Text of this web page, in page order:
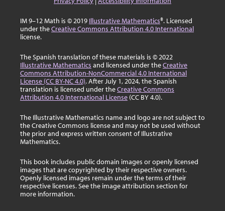
IM 9–12 Math is © 2019 Illustrative Mathematics®. Licensed
under theCreative Commons Attribution 4.0 International
license.
The Spanish translation of these materials is © 2022
Illustrative Mathematics and licensed under theCreative
Commons Attribution-NonCommercial 4.0 International
License (CC BY-NC 4.0). After July 1, 2024, the Spanish
translation is licensed under theCreative Commons
Attribution 4.0 International License (CC BY 4.0).
The Illustrative Mathematics name and logo are not subject to
the Creative Commons license and may not be used without
the prior and express written consent of Illustrative
Mathematics.
This book includes public domain images or openly licensed
images that are copyrighted by their respective owners.
Openly licensed images remain under the terms of their
respective licenses. See the image attribution section for
more information.